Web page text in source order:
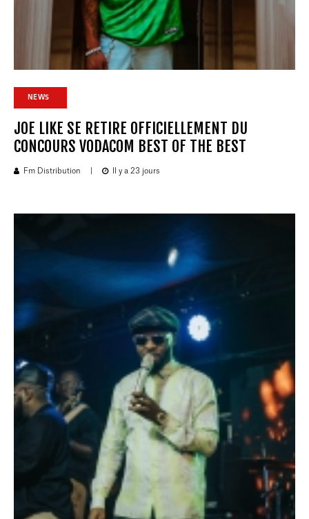
NEWS
JOE LIKE SE RETIRE OFFICIELLEMENT DU
CONCOURS VODACOM BEST OF THE BEST
Fm Distribution Il y a 23 jours